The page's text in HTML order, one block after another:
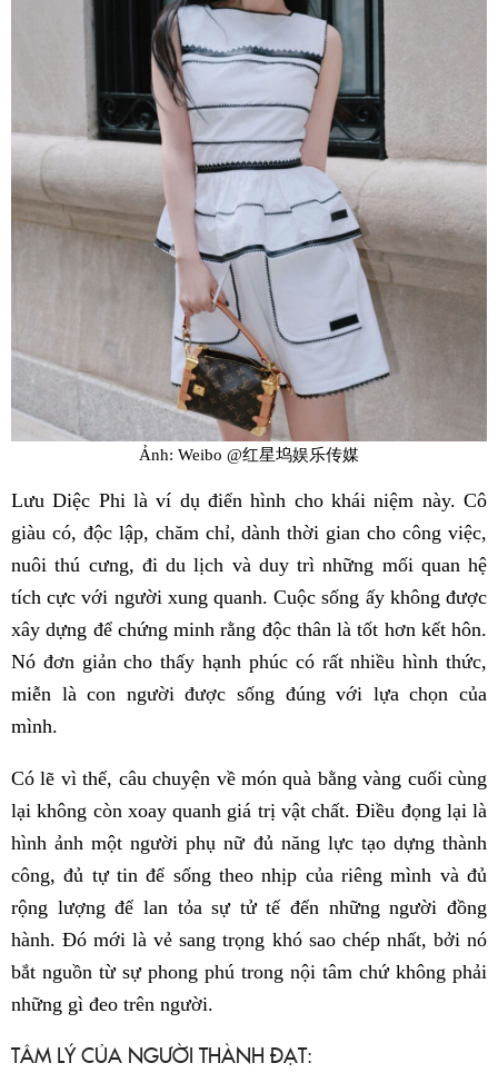
Ảnh: Weibo @红星坞娱乐传媒
Lưu Diệc Phi là ví dụ điển hình cho khái niệm này. Cô
giàu có, độc lập, chăm chỉ, dành thời gian cho công việc,
nuôi thú cưng, đi du lịch và duy trì những mối quan hệ
tích cực với người xung quanh. Cuộc sống ấy không được
xây dựng để chứng minh rằng độc thân là tốt hơn kết hôn.
Nó đơn giản cho thấy hạnh phúc có rất nhiều hình thức,
miễn là con người được sống đúng với lựa chọn của
mình.
Có lẽ vì thế, câu chuyện về món quà bằng vàng cuối cùng
lại không còn xoay quanh giá trị vật chất. Điều đọng lại là
hình ảnh một người phụ nữ đủ năng lực tạo dựng thành
công, đủ tự tin để sống theo nhịp của riêng mình và đủ
rộng lượng để lan tỏa sự tử tế đến những người đồng
hành. Đó mới là vẻ sang trọng khó sao chép nhất, bởi nó
bắt nguồn từ sự phong phú trong nội tâm chứ không phải
những gì đeo trên người.
TÂM LÝ CỦA NGƯỜI THÀNH ĐẠT: